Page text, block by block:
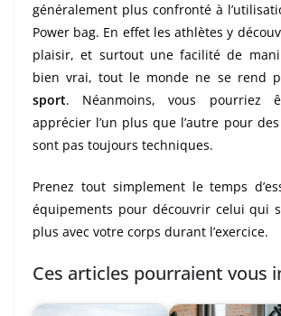
généralement plus confronté à
Power bag. En effet les athlètes y
plaisir, et surtout une facilité de
bien vrai, tout le monde ne se rend
sport. Néanmoins, vous pourriez
apprécier l’un plus que l’autre pour
sont pas toujours techniques.
Prenez tout simplement le temps
équipements pour découvrir celui qui
plus avec votre corps durant l’exercice.
Ces articles pourraient vous